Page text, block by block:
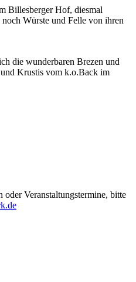
Billesberger Hof, diesmal
Würste und Felle von ihren
die wunderbaren Brezen und
Krustis vom k.o.Back im
Veranstaltungstermine, bitte